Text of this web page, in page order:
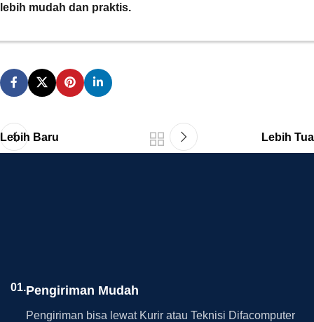
lebih mudah dan praktis.
Lebih Baru Lebih Tua
01.Pengiriman Mudah
Pengiriman bisa lewat Kurir atau Teknisi Difacomputer